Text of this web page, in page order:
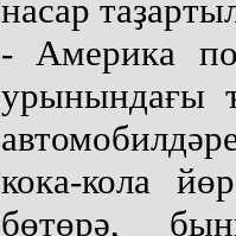
насар
- Америка
урынындағы
кока-кола
бөтөрә,